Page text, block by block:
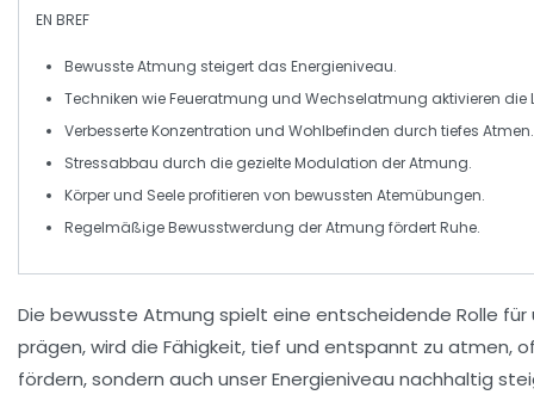
EN BREF
Bewusste Atmung steigert das Energieniveau.
Techniken wieFeueratmung und Wechselatmung aktivieren die
VerbesserteKonzentration und Wohlbefinden durch tiefes Atmen.
Stressabbau durch die gezielte Modulation derAtmung.
Körper und Seele profitieren von bewussten Atemübungen.
RegelmäßigeBewusstwerdung der Atmung fördertRuhe.
Die bewusste Atmung spielt eine entscheidende Rolle
prägen, wird die Fähigkeit, tief und entspannt zu atmen,
fördern, sondern auch unserEnergieniveau nachhaltig